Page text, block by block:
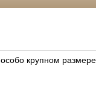
крупном